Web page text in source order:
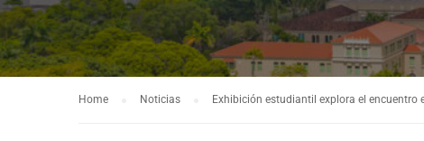
Home Noticias Exhibición estudiantil explora el